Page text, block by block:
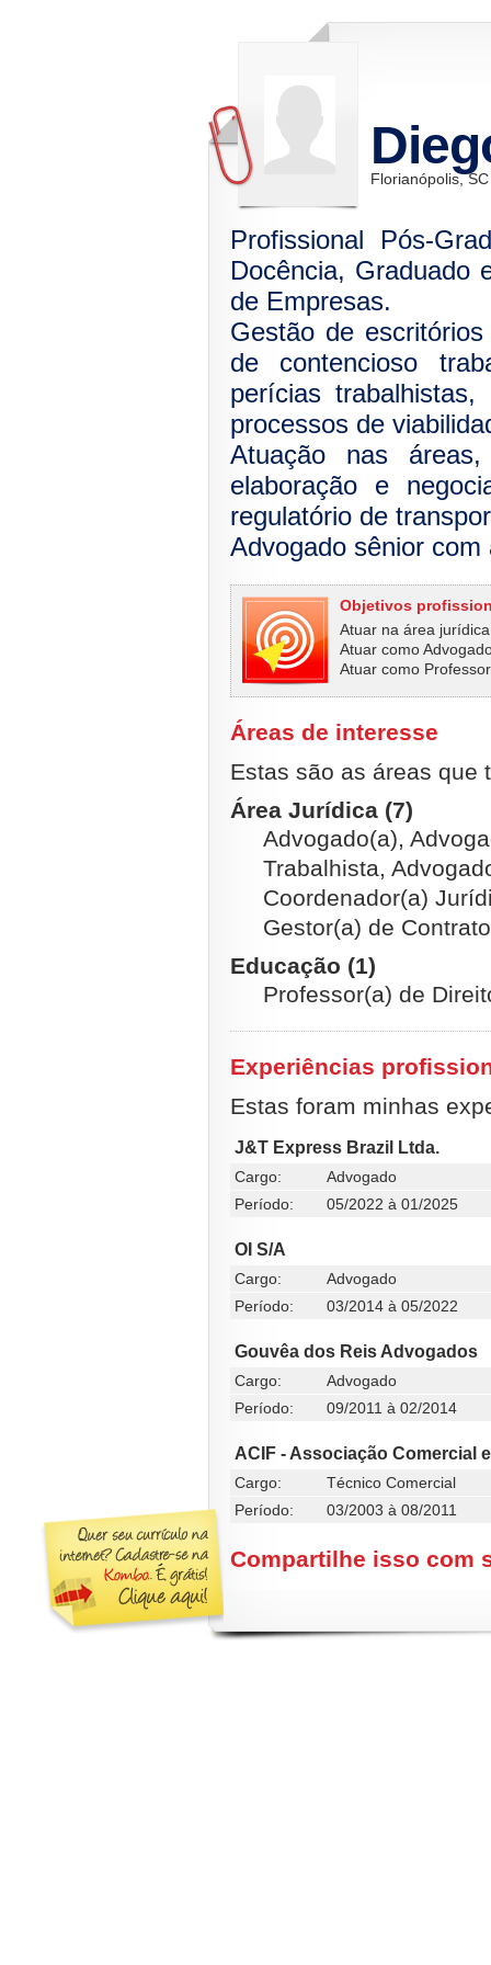
Florianópolis, SC
Profissional Pós-
Docência, Graduado
de Empresas.
Gestão de
de contencioso
perícias
processos de
Atuação nas
elaboração e
regulatório de
Advogado sênior
Objetivos
Atuar na área
Atuar como
Atuar como
Áreas de interesse
Estas são as áreas que
Área Jurídica (7)
Advogado(a),
Trabalhista,
Coordenador(a)
Gestor(a) de Contrato
Educação (1)
Professor(a) de
Experiências
Estas foram minhas
J&T Express Brazil Ltda.
Cargo:
Advogado
Período:
05/2022 à 01/2025
OI S/A
Cargo:
Advogado
Período:
03/2014 à 05/2022
Gouvêa dos Reis Advogados
Cargo:
Advogado
Período:
09/2011 à 02/2014
ACIF - Associação Comercial
Cargo:
Técnico Comercial
Período:
03/2003 à 08/2011
Compartilhe isso com